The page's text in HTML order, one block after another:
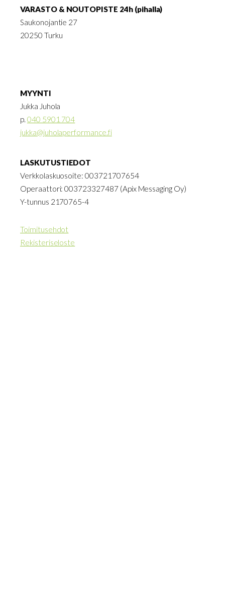
VARASTO & NOUTOPISTE 24h (pihalla)
Saukonojantie 27
20250 Turku
MYYNTI
Jukka Juhola
p. 040 5901 704
jukka@juholaperformance.fi
LASKUTUSTIEDOT
Verkkolaskuosoite: 003721707654
Operaattori: 003723327487 (Apix Messaging Oy)
Y-tunnus 2170765-4
Toimitusehdot
Rekisteriseloste